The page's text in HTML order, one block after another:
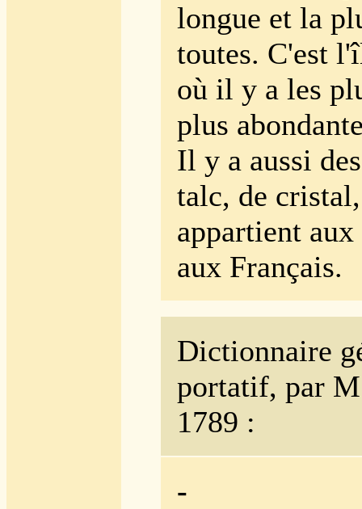
longue et la
toutes. C'est
où il y a les
plus
Il y a aussi
talc, de
appartient
aux Français.
Dictionnaire
portatif, par
1789 :
-